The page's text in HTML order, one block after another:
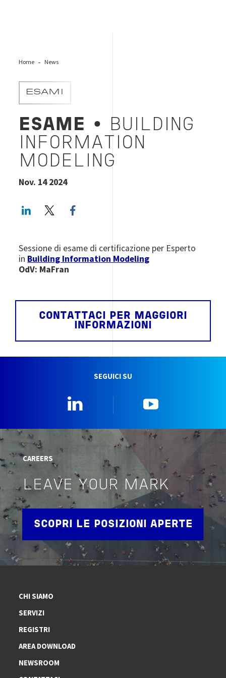
Home News
ESAMI
ESAME
• BUILDING
INFORMATION
MODELING
Nov. 14 2024
LinkedInTwitter
Sessione di esame di certificazione per Esperto
in Building Information Modeling
OdV: MaFran
CONTATTACI PER MAGGIORI
INFORMAZIONI
SEGUICI SU
CAREERS
LEAVE YOUR MARK
SCOPRI LE POSIZIONI APERTE
CHI SIAMO
SERVIZI
REGISTRI
AREA DOWNLOAD
NEWSROOM